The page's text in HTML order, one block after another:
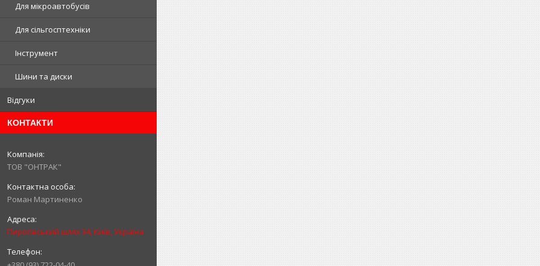
Для мікроавтобусів
Для сільгосптехніки
Інструмент
Шини та диски
Відгуки
КОНТАКТИ
ТОВ "ОНТРАК"
Роман Мартиненко
Пирогівський шлях 34, Київ, Україна